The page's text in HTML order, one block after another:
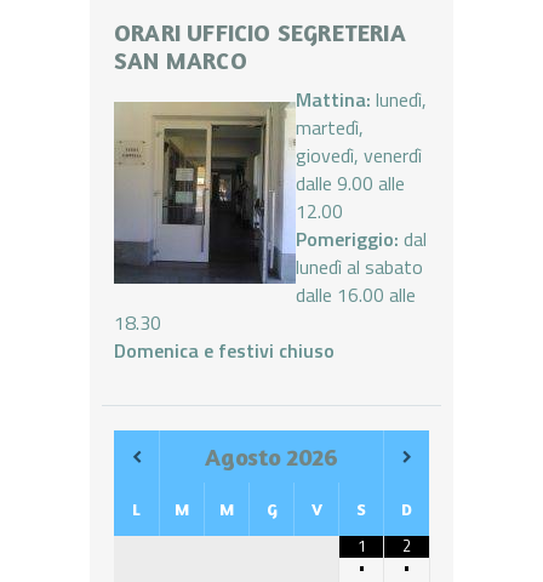
ORARI UFFICIO SEGRETERIA
SAN MARCO
Mattina: lunedì,
martedì,
giovedì, venerdì
dalle 9.00 alle
12.00
Pomeriggio: dal
lunedì al sabato
dalle 16.00 alle
18.30
Domenica e festivi chiuso
Agosto 2026
L M M G V S D
1
•
2
•